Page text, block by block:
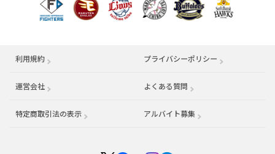
利用規約 プライバシーポリシー
運営会社 （別ウィンドウで開く） よくある質問
特定商取引法の表示 アルバイト募集 （別ウィンドウで開く